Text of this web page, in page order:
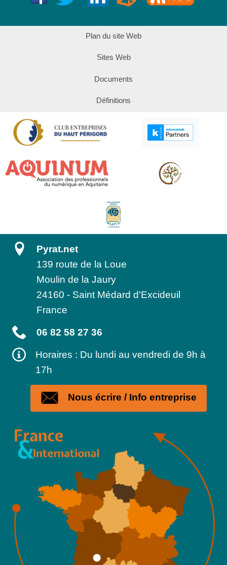
Plan du site Web
Sites Web
Documents
Définitions
Pyrat.net
139 route de la Loue
Moulin de la Jaury
24160 - Saint Médard d'Excideuil
France
06 82 58 27 36
Horaires : Du lundi au vendredi de 9h à
17h
Nous écrire / Info entreprise